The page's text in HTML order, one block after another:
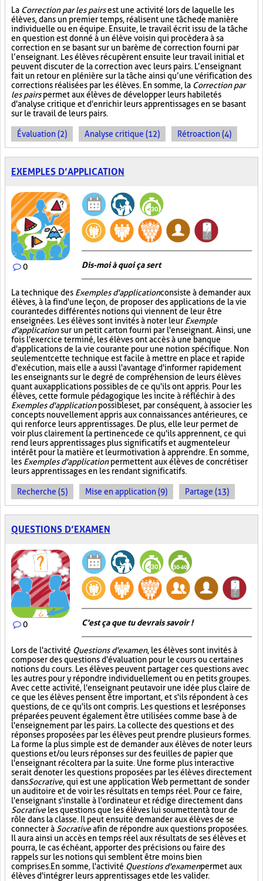
La Correction par les pairsest une activité lors de laquelle les
élèves, dans un premier temps, réalisent une tâche de manière
individuelle ou en équipe. Ensuite, le travail écrit issu de la tâche
en question est donné à un élève voisin qui procèdera à sa
correction en se basant sur un barème de correction fourni par
l’enseignant. Les élèves récupèrent ensuite leur travail initial et
peuvent discuter de la correction avec leurs pairs. L’enseignant
fait un retour en plénière sur la tâche ainsi qu’une vérification des
corrections réalisées par les élèves. En somme, la Correction par
les pairspermet aux élèves de développer leurs habiletés
d'analyse critique et d'enrichir leurs apprentissages en se basant
sur le travail de leurs pairs.
Évaluation (2) Analyse critique (12) Rétroaction (4)
EXEMPLES D’APPLICATION
0 Dis-moi à quoi ça sert
La technique des Exemples d'applicationconsiste à demander aux
élèves, à la fin d'une leçon, de proposer des applications de la vie
courante des différentes notions qui viennent de leur être
enseignées. Les élèves sont invités à noter leur Exemple
d'applicationsur un petit carton fourni par l'enseignant. Ainsi, une
fois l'exercice terminé, les élèves ont accès à une banque
d'applications de la vie courante pour une notion spécifique. Non
seulement cette technique est facile à mettre en place et rapide
d'exécution, mais elle a aussi l'avantage d'informer rapidement
les enseignants sur le degré de compréhension de leurs élèves
quant aux applications possibles de ce qu'ils ont appris. Pour les
élèves, cette formule pédagogique les incite à réfléchir à des
Exemples d'applicationpossibles et, par conséquent, à associer les
concepts nouvellement appris aux connaissances antérieures, ce
qui renforce leurs apprentissages. De plus, elle leur permet de
voir plus clairement la pertinence de ce qu'ils apprennent, ce qui
rend leurs apprentissages plus significatifs et augmente leur
intérêt pour la matière et leur motivation à apprendre. En somme,
les Exemples d'applicationpermettent aux élèves de concrétiser
leurs apprentissages en les rendant significatifs.
Recherche (5) Mise en application (9) Partage (13)
QUESTIONS D’EXAMEN
0 C'est ça que tu devrais savoir !
Lors de l'activité Questions d'examen, les élèves sont invités à
composer des questions d'évaluation pour le cours ou certaines
notions du cours. Les élèves peuvent partager ces questions avec
les autres pour y répondre individuellement ou en petits groupes.
Avec cette activité, l'enseignant peut avoir une idée plus claire de
ce que les élèves pensent être important, et s'ils répondent à ces
questions, de ce qu'ils ont compris. Les questions et les réponses
préparées peuvent également être utilisées comme base à de
l'enseignement par les pairs. La collecte des questions et des
réponses proposées par les élèves peut prendre plusieurs formes.
La forme la plus simple est de demander aux élèves de noter leurs
questions et/ou leurs réponses sur des feuilles de papier que
l'enseignant récoltera par la suite. Une forme plus interactive
serait de noter les questions proposées par les élèves directement
dansSocrative, qui est une application Web permettant de sonder
un auditoire et de voir les résultats en temps réel. Pour ce faire,
l'enseignant s'installe à l'ordinateur et rédige directement dans
Socrativeles questions que les élèves lui soumettent à tour de
rôle dans la classe. Il peut ensuite demander aux élèves de se
connecter à Socrativeafin de répondre aux questions proposées.
Il aura ainsi un accès en temps réel aux résultats de ses élèves et
pourra, le cas échéant, apporter des précisions ou faire des
rappels sur les notions qui semblent être moins bien
comprises. En somme, l'activité Questions d'examenpermet aux
élèves d'intégrer leurs apprentissages et de les valider.